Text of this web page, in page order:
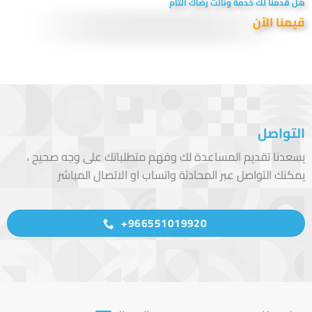
قيمنا الآن
التواصل
يسعدنا تقديم المساعدة لك وفهم متطلباتك على وجه صحيح ،
يمكنك التواصل عبر المحادثة واتساب او الاتصال المباشر
966551019920+